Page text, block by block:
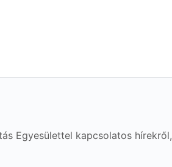
Egyesülettel kapcsolatos hírekről,